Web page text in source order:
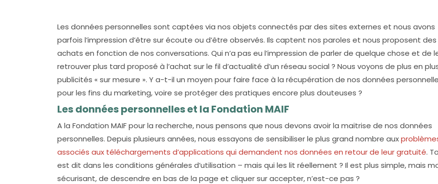
Les données personnelles sont captées via nos objets connectés par des sites externes et nous avons
parfois l’impression d’être sur écoute ou d’être observés. Ils captent nos paroles et nous proposent des
achats en fonction de nos conversations. Qui n’a pas eu l’impression de parler de quelque chose et de
retrouver plus tard proposé à l’achat sur le fil d’actualité d’un réseau social ? Nous voyons de plus en
publicités « sur mesure ». Y a-t-il un moyen pour faire face à la récupération de nos données
pour les fins du marketing, voire se protéger des pratiques encore plus douteuses ?
Les données personnelles et la Fondation MAIF
A la Fondation MAIF pour la recherche, nous pensons que nous devons avoir la maitrise de nos données
personnelles. Depuis plusieurs années, nous essayons de sensibiliser le plus grand nombre aux
associés aux téléchargements d’applications qui demandent nos données en retour de leur gratuité.
est dit dans les conditions générales d’utilisation – mais qui les lit réellement ? Il est plus simple, mais
sécurisant, de descendre en bas de la page et cliquer sur accepter, n’est-ce pas ?